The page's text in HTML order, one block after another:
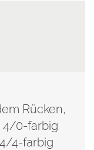
Rücken,
4/0-farbig
4-farbig